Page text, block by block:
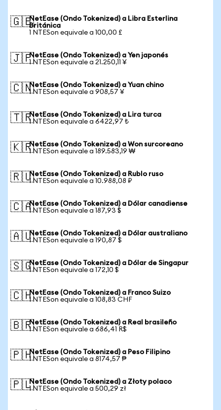
🇬🇧NetEase (Ondo Tokenized) a Libra Esterlina
Británica
1 NTESon equivale a 100,00 £
🇯🇵NetEase (Ondo Tokenized) a Yen japonés
1 NTESon equivale a 21.250,11 ¥
🇨🇳NetEase (Ondo Tokenized) a Yuan chino
1 NTESon equivale a 908,57 ¥
🇹🇷NetEase (Ondo Tokenized) a Lira turca
1 NTESon equivale a 6422,97 ₺
🇰🇷NetEase (Ondo Tokenized) a Won surcoreano
1 NTESon equivale a 189.583,19 ₩
🇷🇺NetEase (Ondo Tokenized) a Rublo ruso
1 NTESon equivale a 10.988,08 ₽
🇨🇦NetEase (Ondo Tokenized) a Dólar canadiense
1 NTESon equivale a 187,93 $
🇦🇺NetEase (Ondo Tokenized) a Dólar australiano
1 NTESon equivale a 190,87 $
🇸🇬NetEase (Ondo Tokenized) a Dólar de Singapur
1 NTESon equivale a 172,10 $
🇨🇭NetEase (Ondo Tokenized) a Franco Suizo
1 NTESon equivale a 108,83 CHF
🇧🇷NetEase (Ondo Tokenized) a Real brasileño
1 NTESon equivale a 686,41 R$
🇵🇭NetEase (Ondo Tokenized) a Peso Filipino
1 NTESon equivale a 8174,57 ₱
🇵🇱NetEase (Ondo Tokenized) a Złoty polaco
1 NTESon equivale a 500,29 zł